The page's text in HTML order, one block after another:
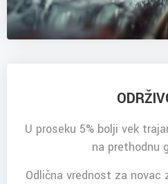
U proseku 5% bolji vek
na prethodnu
Odlična vrednost za novac